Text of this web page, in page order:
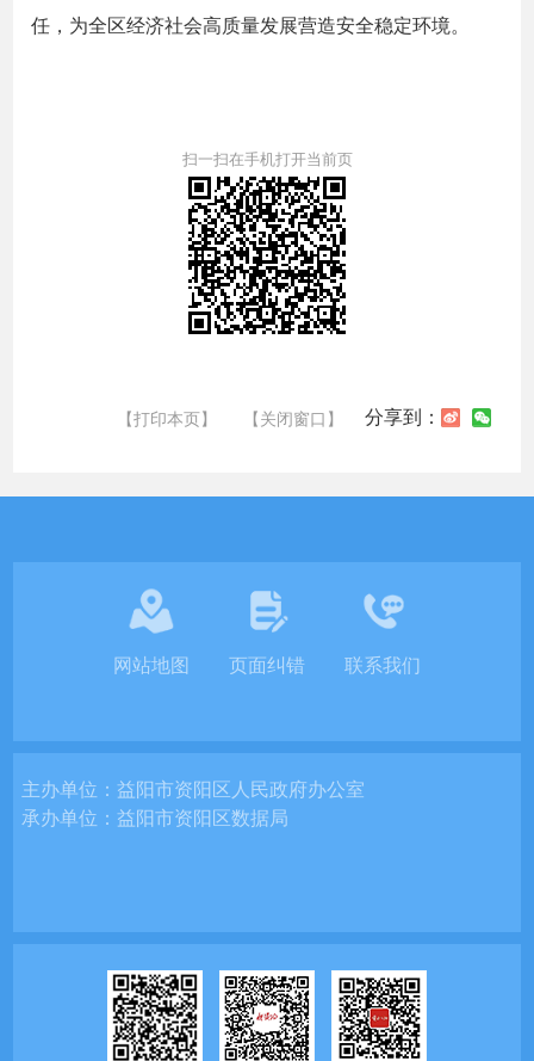
任，为全区经济社会高质量发展营造安全稳定环境。
扫一扫在手机打开当前页
【打印本页】 【关闭窗口】 分享到：
网站地图 页面纠错 联系我们
主办单位：益阳市资阳区人民政府办公室
承办单位：益阳市资阳区数据局